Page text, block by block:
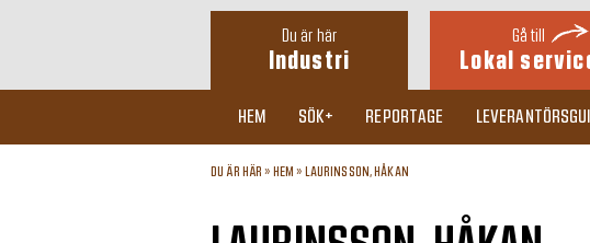
Du är här
Industri
Gå till
Lokal
HEM SÖK+ REPORTAGE
DU ÄR HÄR » HEM » LAURINSSON, HÅKAN